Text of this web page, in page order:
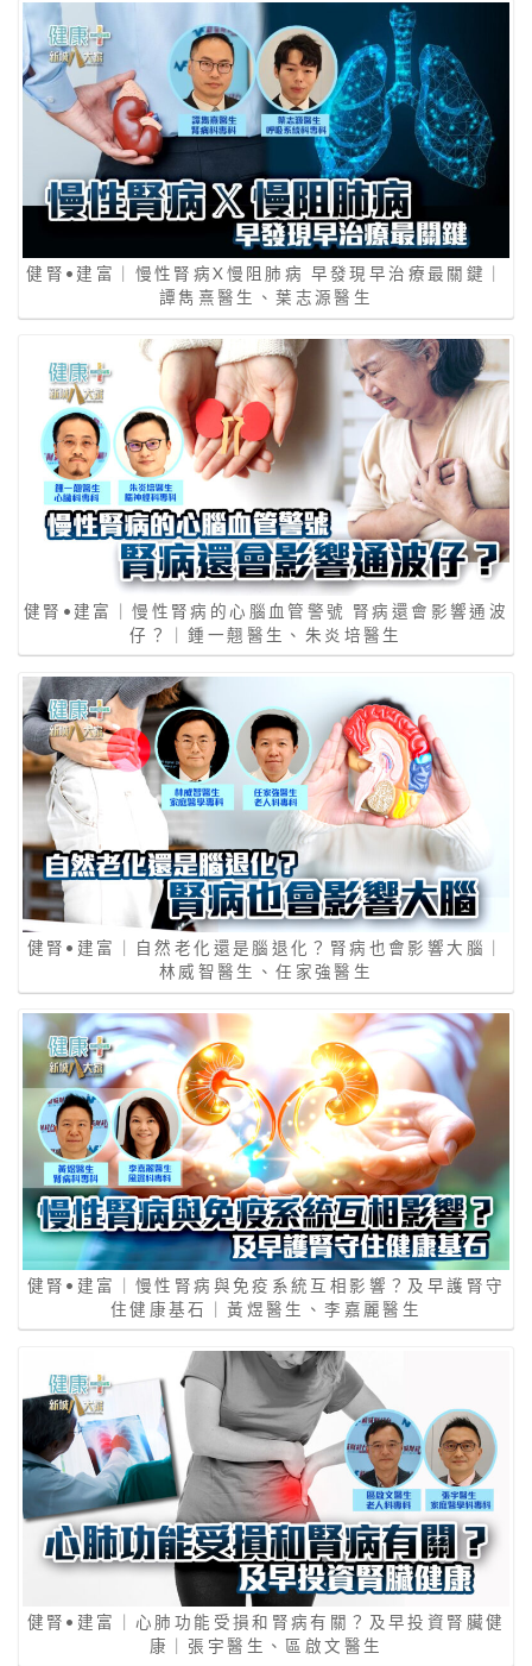
健腎•建富｜慢性腎病X慢阻肺病 早發現早治療最關鍵｜
譚雋熹醫生、葉志源醫生
健腎•建富｜慢性腎病的心腦血管警號 腎病還會影響通波
仔？｜鍾一翹醫生、朱炎培醫生
健腎•建富｜自然老化還是腦退化？腎病也會影響大腦｜
林威智醫生、任家強醫生
健腎•建富｜慢性腎病與免疫系統互相影響？及早護腎守
住健康基石｜黃煜醫生、李嘉麗醫生
健腎•建富｜心肺功能受損和腎病有關？及早投資腎臟健
康｜張宇醫生、區啟文醫生